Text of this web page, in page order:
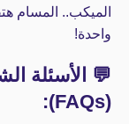
الميكب.. المسام
واحدة!
💬 الأسئلة
(FAQs):